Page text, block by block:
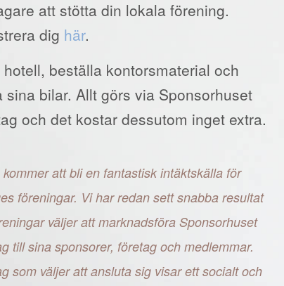
att stötta din lokala förening.
dig här.
hotell, beställa kontorsmaterial och
sina bilar. Allt görs via Sponsorhuset
och det kostar dessutom inget extra.
kommer att bli en fantastisk intäktskälla för
föreningar. Vi har redan sett snabba resultat
väljer att marknadsföra Sponsorhuset
till sina sponsorer, företag och medlemmar.
som väljer att ansluta sig visar ett socialt och